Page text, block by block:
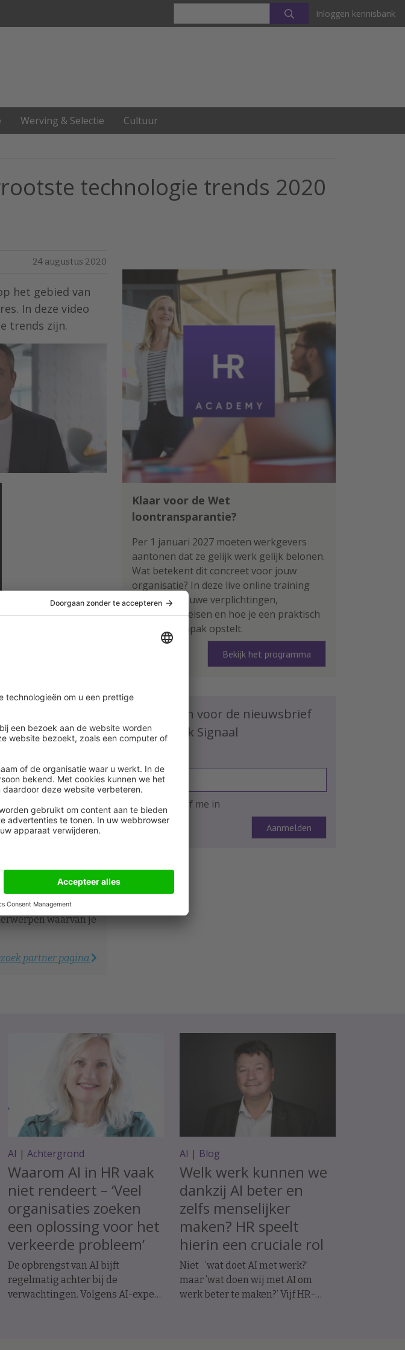
Inloggen kennisbank
Werving & Selectie
Cultuur
technologie trends 2020
24 augustus 2020
het gebied van
In deze video
trends zijn.
en analyses elk
betekent voor de
voor HR-
weten hoe breed
waarvan je
partner pagina
Klaar voor de Wet
loontransparantie?
Per 1 januari 2027 moeten werkgevers
aantonen dat ze gelijk werk gelijk belonen.
Wat betekent dit concreet voor jouw
organisatie? In deze live online training
leer je de nieuwe verplichtingen,
rapportage-eisen en hoe je een praktisch
plan van aanpak opstelt.
Bekijk het programma
Schrijf je in voor de nieuwsbrief
HR Praktijk Signaal
Ja, ik schrijf me in
AI | Achtergrond
Waarom AI in HR vaak
niet rendeert – ‘Veel
organisaties zoeken
een oplossing voor het
verkeerde probleem’
De opbrengst van AI bijft
regelmatig achter bij de
verwachtingen. Volgens AI-expert
AI | Blog
Welk werk kunnen we
dankzij AI beter en
zelfs menselijker
maken? HR speelt
hierin een cruciale rol
Niet ’wat doet AI met werk?’
maar ’wat doen wij met AI om
werk beter te maken?’ Vijf HR-